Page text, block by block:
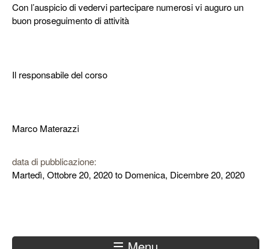
Con l’auspicio di vedervi partecipare numerosi vi auguro un
buon proseguimento di attività
Il responsabile del corso
Marco Materazzi
data di pubblicazione:
Martedì, Ottobre 20, 2020to Domenica, Dicembre 20, 2020